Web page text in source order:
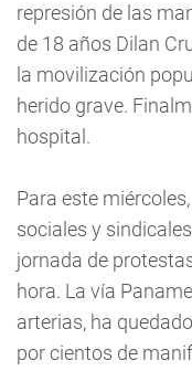
represión de las
de 18 años Dilan
la movilización
herido grave.
hospital.
Para este
sociales y
jornada de
hora. La vía
arterias, ha
por cientos de